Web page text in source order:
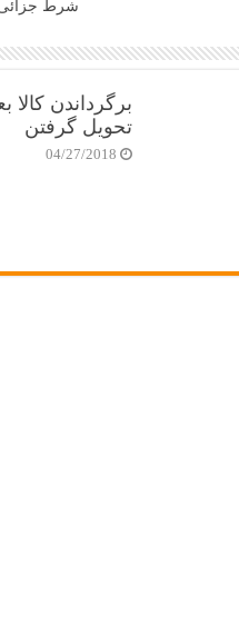
شرط
برگرداندن کالا
تحویل گرفتن
04/27/2018